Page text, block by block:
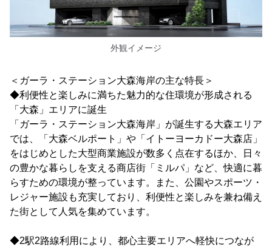
外観イメージ
＜ガーラ・ステーション大森海岸の主な特長＞
◆利便性と楽しみに満ちた魅力的な住環境が形成される
「大森」エリアに誕生
「ガーラ・ステーション大森海岸」が誕生する大森エリア
では、「大森ベルポート」や「イトーヨーカドー大森店」
をはじめとした大型商業施設が数多く点在するほか、日々
の豊かな暮らしを支える商店街「ミルパ」など、快適に暮
らすための環境が整っています。また、公園やスポーツ・
レジャー施設も充実しており、利便性と楽しみを兼ね備え
た街として人気を集めています。
◆2駅2路線利用により、都心主要エリアへ軽快につなが